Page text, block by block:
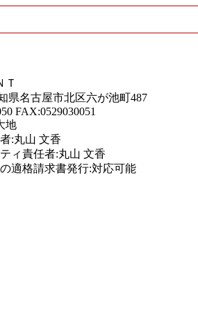
Ｔ
県名古屋市北区六が池町487
FAX:0529030051
地
:丸山 文香
ィ責任者:丸山 文香
適格請求書発行:対応可能